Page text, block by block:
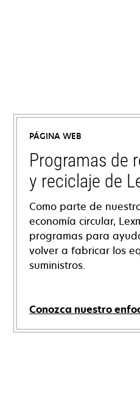
PÁGINA WEB
Programas de
y reciclaje de
Como parte de
economía circular,
programas para
volver a fabricar los
suministros.
Conozca nuestro